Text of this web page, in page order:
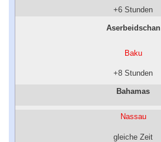
+6 Stunden
Aserbeidschan
Baku
+8 Stunden
Bahamas
Nassau
gleiche Zeit